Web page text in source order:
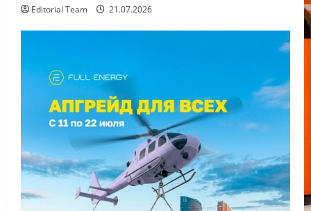
Editorial Team 21.07.2026